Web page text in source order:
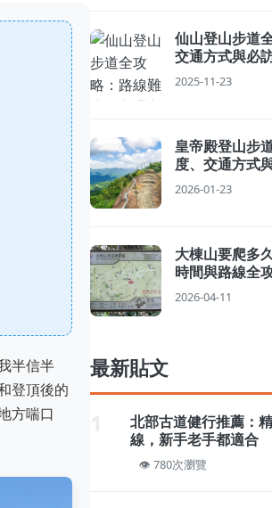
半信半
登頂後的
方喘口
仙山登山步道
交通方式與必
2025-11-23
皇帝殿登山步
度、交通方式
2026-01-23
大棟山要爬多
時間與路線全
2026-04-11
最新貼文
北部古道健行推薦：
線，新手老手都適合
780次瀏覽